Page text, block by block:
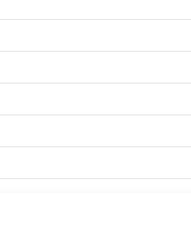
độc đáo giữa hương hoa trắng nồng